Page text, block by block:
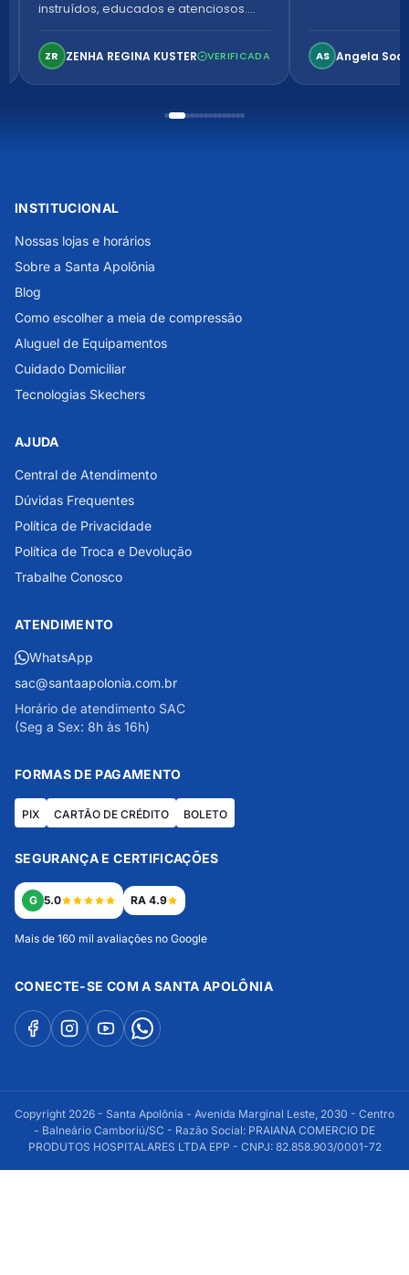
instruídos, educados e atenciosos.
confortável. Perfeito!
ZR ZENHA REGINA KUSTER VERIFICADA AS Angela
INSTITUCIONAL
Nossas lojas e horários
Sobre a Santa Apolônia
Blog
Como escolher a meia de compressão
Aluguel de Equipamentos
Cuidado Domiciliar
Tecnologias Skechers
AJUDA
Central de Atendimento
Dúvidas Frequentes
Política de Privacidade
Política de Troca e Devolução
Trabalhe Conosco
ATENDIMENTO
WhatsApp
sac@santaapolonia.com.br
Horário de atendimento SAC
(Seg a Sex: 8h às 16h)
FORMAS DE PAGAMENTO
PIX CARTÃO DE CRÉDITO BOLETO
SEGURANÇA E CERTIFICAÇÕES
G 5.0 RA 4.9
Mais de 160 mil avaliações no Google
CONECTE-SE COM A SANTA APOLÔNIA
Copyright 2026 - Santa Apolônia - Avenida Marginal Leste, 2030 - Centro
- Balneário Camboriú/SC - Razão Social: PRAIANA COMERCIO DE
PRODUTOS HOSPITALARES LTDA EPP - CNPJ: 82.858.903/0001-72